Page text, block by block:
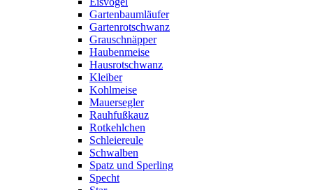
Gartenbaumläufer
Gartenrotschwanz
Grauschnäpper
Haubenmeise
Hausrotschwanz
Kleiber
Kohlmeise
Mauersegler
Rauhfußkauz
Rotkehlchen
Schleiereule
Schwalben
Spatz und Sperling
Specht